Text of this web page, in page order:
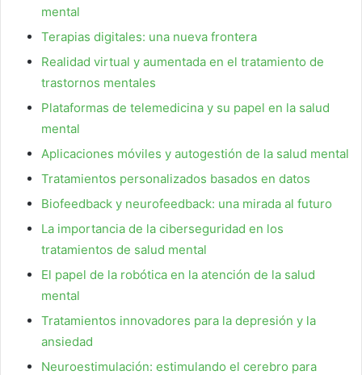
mental
Terapias digitales: una nueva frontera
Realidad virtual y aumentada en el tratamiento de
trastornos mentales
Plataformas de telemedicina y su papel en la salud
mental
Aplicaciones móviles y autogestión de la salud mental
Tratamientos personalizados basados en datos
Biofeedback y neurofeedback: una mirada al futuro
La importancia de la ciberseguridad en los
tratamientos de salud mental
El papel de la robótica en la atención de la salud
mental
Tratamientos innovadores para la depresión y la
ansiedad
Neuroestimulación: estimulando el cerebro para